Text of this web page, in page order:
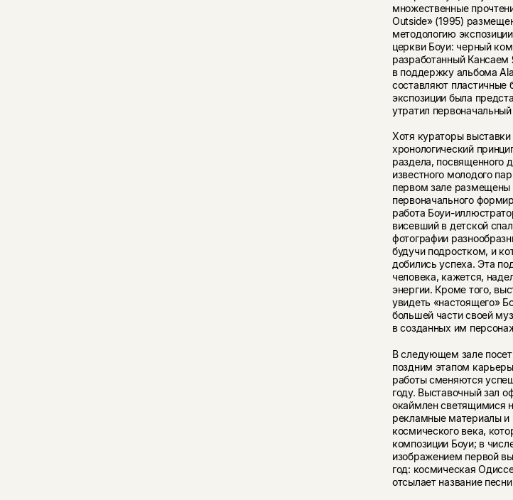
множественные
Outside» (1995)
методологию
церкви Боуи: черный
разработанный Кансаем
в поддержку альбома
составляют
экспозиции была
утратил
Хотя кураторы
хронологический
раздела, посвященного
известного молодого
первом зале размещены
первоначального
работа Боуи-
висевший в детской
фотографии
будучи подростком, и
добились успеха. Эта
человека, кажется,
энергии. Кроме того,
увидеть «настоящего»
большей части своей
в созданных им
В следующем зале
поздним этапом
работы сменяются
году. Выставочный зал
окаймлен светящимися
рекламные материалы и
космического века,
композиции Боуи; в
изображением первой
год: космическая
отсылает название